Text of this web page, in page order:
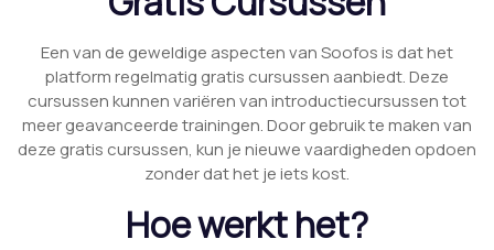
Een van de geweldige aspecten van Soofos is dat het
platform regelmatig gratis cursussen aanbiedt. Deze
cursussen kunnen variëren van introductiecursussen tot
meer geavanceerde trainingen. Door gebruik te maken van
deze gratis cursussen, kun je nieuwe vaardigheden opdoen
zonder dat het je iets kost.
Hoe werkt het?